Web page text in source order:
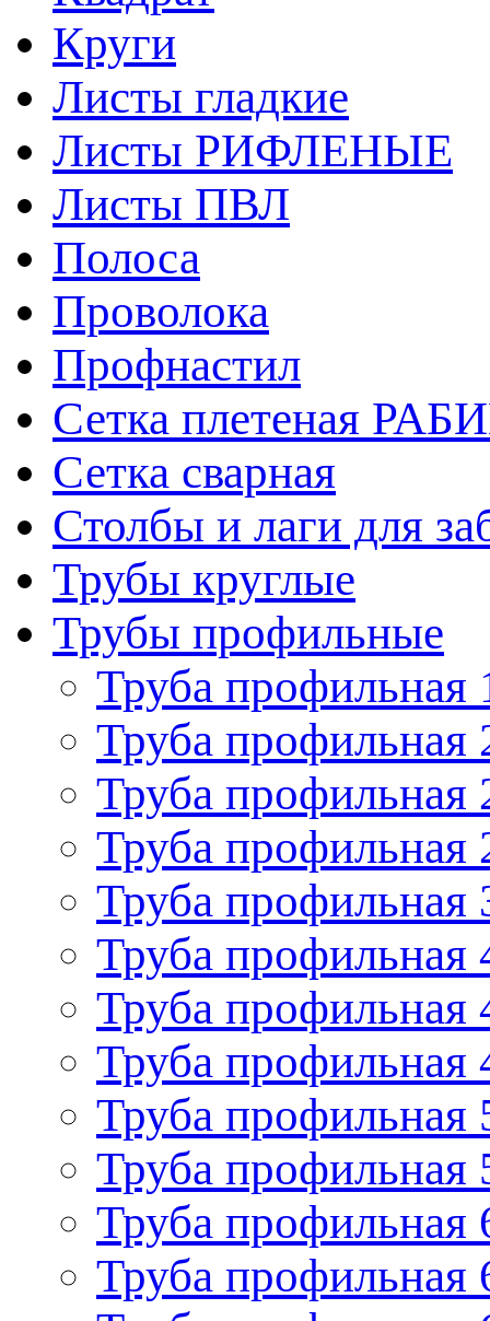
Круги
Листы гладкие
Листы РИФЛЕНЫЕ
Листы ПВЛ
Полоса
Проволока
Профнастил
Сетка плетеная
Сетка сварная
Столбы и лаги для
Трубы круглые
Трубы профильные
Труба профильная
Труба профильная
Труба профильная
Труба профильная
Труба профильная
Труба профильная
Труба профильная
Труба профильная
Труба профильная
Труба профильная
Труба профильная
Труба профильная